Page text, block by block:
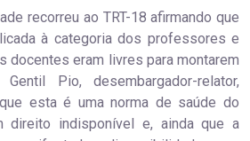
recorreu ao TRT-18 afirmando que
à categoria dos professores e
docentes eram livres para montarem
Pio, desembargador-relator,
esta é uma norma de saúde do
direito indisponível e, ainda que a